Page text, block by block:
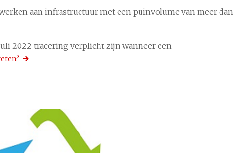
aan infrastructuur met een puinvolume van meer dan
2022 tracering verplicht zijn wanneer een